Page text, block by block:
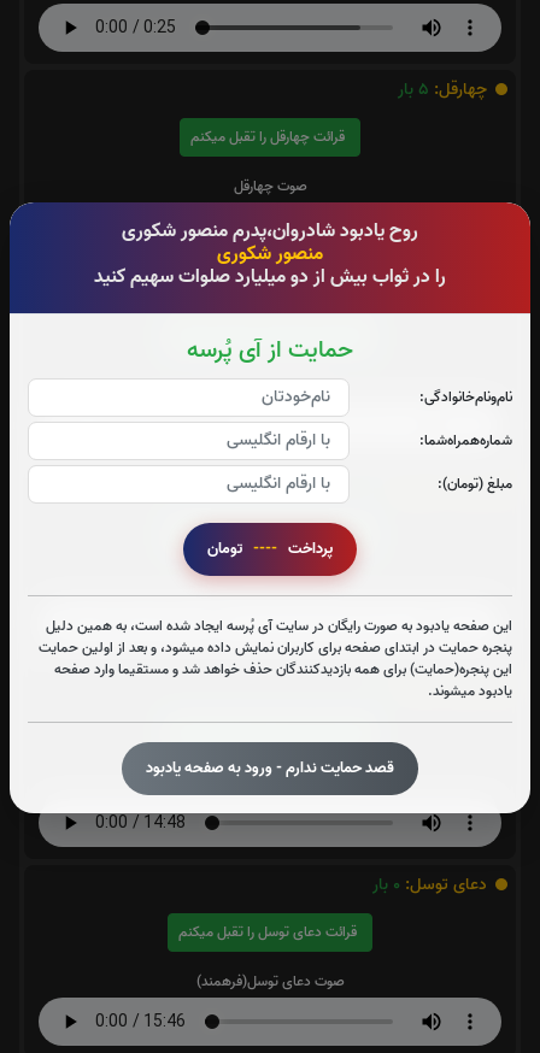
روح یادبود شادروان،پدرم منصور شکوری
منصور شکوری
را در ثواب بیش از دو میلیارد صلوات سهیم کنید
حمایت از آی پُرسه
نام‌و‌نام‌خانوادگی:
شماره‌همراه‌شما:
مبلغ (تومان):
پرداخت ----
این صفحه یادبود به صورت رایگان در سایت آی پُرسه ایجاد شده است، به همین دلیل
پنجره حمایت در ابتدای صفحه برای کاربران نمایش داده میشود، و بعد از اولین حمایت
این پنجره(حمایت) برای همه بازدیدکنندگان حذف خواهد شد و مستقیما وارد صفحه
یادبود میشوند.
قصد حمایت ندارم - ورود به صفحه یادبود
چهارقل: 5 بار
قرائت چهارقل را تقبل میکنم
صوت چهارقل
آیت الکرسی:10بار
صوت آیت الکرسی
زیارت عاشورا:
قرائت زیارت عاشورا را تقبل میکنم
صوت زیارت عاشورا - فانی
حدیث کساء:1 بار
صوت حدیث کساء(فرهمند)
دعای توسل: 0 بار
قرائت دعای توسل را تقبل میکنم
صوت دعای توسل(فرهمند)